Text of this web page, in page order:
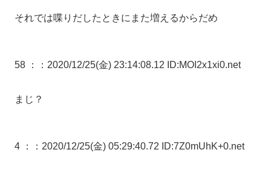
それでは喋りだしたときにまた増えるからだめ
58 ： ：2020/12/25(金) 23:14:08.12 ID:MOI2x1xi0.net
まじ？
4 ： ：2020/12/25(金) 05:29:40.72 ID:7Z0mUhK+0.net